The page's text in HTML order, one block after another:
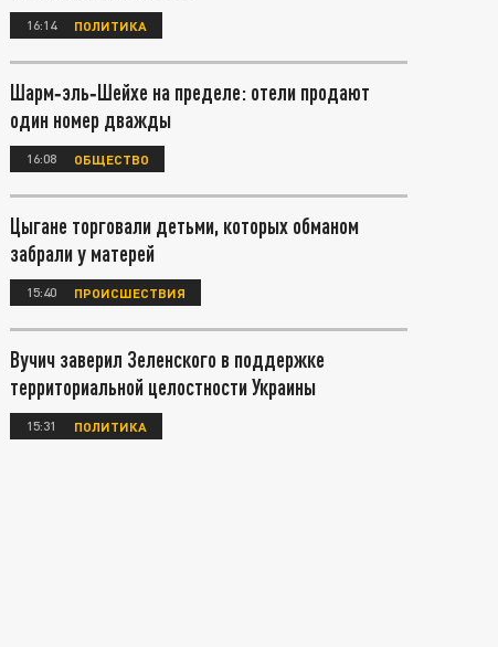
16:14 ПОЛИТИКА
Шарм‑эль‑Шейхе на пределе: отели продают
один номер дважды
16:08 ОБЩЕСТВО
Цыгане торговали детьми, которых обманом
забрали у матерей
15:40 ПРОИСШЕСТВИЯ
Вучич заверил Зеленского в поддержке
территориальной целостности Украины
15:31 ПОЛИТИКА